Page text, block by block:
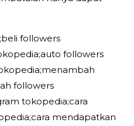
followers
followers
followers
tokopedia;cara
mendapatkan